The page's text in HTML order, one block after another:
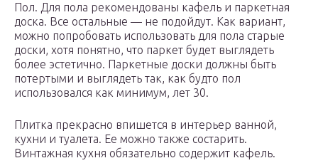
Пол. Для пола рекомендованы кафель и паркетная
доска. Все остальные — не подойдут. Как вариант,
можно попробовать использовать для пола старые
доски, хотя понятно, что паркет будет выглядеть
более эстетично. Паркетные доски должны быть
потертыми и выглядеть так, как будто пол
использовался как минимум, лет 30.
Плитка прекрасно впишется в интерьер ванной,
кухни и туалета. Ее можно также состарить.
Винтажная кухня обязательно содержит кафель.